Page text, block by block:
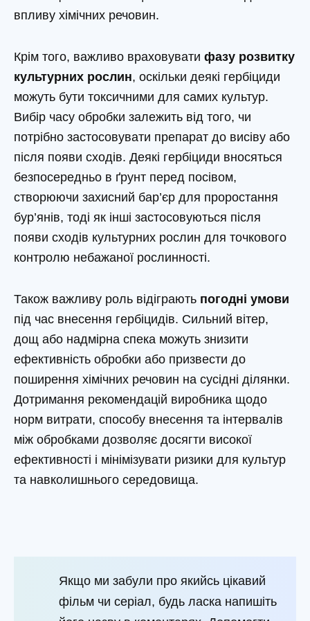
впливу хімічних речовин.
Крім того, важливо враховувати фазу розвитку
культурних рослин, оскільки деякі гербіциди
можуть бути токсичними для самих культур.
Вибір часу обробки залежить від того, чи
потрібно застосовувати препарат до висіву або
після появи сходів. Деякі гербіциди вносяться
безпосередньо в ґрунт перед посівом,
створюючи захисний бар’єр для проростання
бур’янів, тоді як інші застосовуються після
появи сходів культурних рослин для точкового
контролю небажаної рослинності.
Також важливу роль відіграють погодні умови
під час внесення гербіцидів. Сильний вітер,
дощ або надмірна спека можуть знизити
ефективність обробки або призвести до
поширення хімічних речовин на сусідні ділянки.
Дотримання рекомендацій виробника щодо
норм витрати, способу внесення та інтервалів
між обробками дозволяє досягти високої
ефективності і мінімізувати ризики для культур
та навколишнього середовища.
Якщо ми забули про якийсь цікавий
фільм чи серіал, будь ласка напишіть